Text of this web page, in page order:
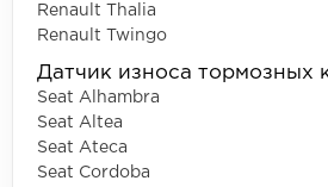
Renault Thalia
Renault Twingo
Датчик износа тормозных
Seat Alhambra
Seat Altea
Seat Ateca
Seat Cordoba